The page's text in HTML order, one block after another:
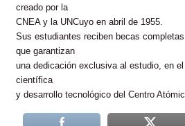
creado por la
CNEA y la UNCuyo en abril de 1955.
Sus estudiantes reciben becas
que garantizan
una dedicación exclusiva al estudio, en
científica
y desarrollo tecnológico del Centro